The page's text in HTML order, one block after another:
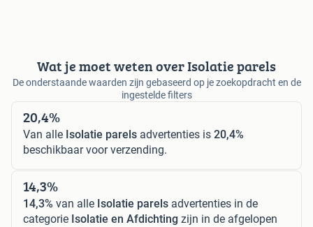
Wat je moet weten over Isolatie parels
De onderstaande waarden zijn gebaseerd op je zoekopdracht en de
ingestelde filters
20,4%
Van alle Isolatie parels advertenties is 20,4%
beschikbaar voor verzending.
14,3%
14,3% van alle Isolatie parels advertenties in de
categorie Isolatie en Afdichting zijn in de afgelopen